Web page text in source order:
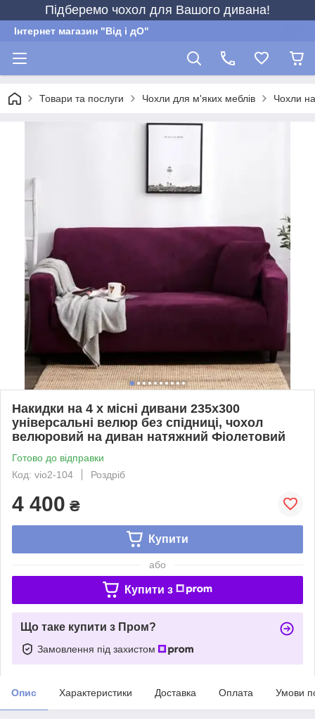
Підберемо чохол для Вашого дивана!
Інтернет магазин "Від і дО"
Товари та послуги Чохли для м'яких меблів Чохли
Накидки на 4 х місні дивани 235х300
універсальні велюр без спідниці, чохол
велюровий на диван натяжний Фіолетовий
Готово до відправки
Код: vio2-104
Роздріб
4 400 ₴
Купити
або
Купити з
Що таке купити з Пром?
Замовлення під захистом
Опис Характеристики Доставка Оплата Умови